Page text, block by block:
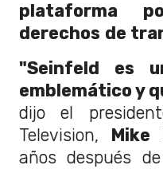
plataforma
derechos de
"Seinfeld es
emblemático y
dijo el
Television, Mike
años después